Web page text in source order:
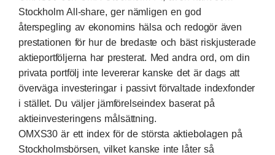
Stockholm All-share, ger nämligen en god
återspegling av ekonomins hälsa och redogör även
prestationen för hur de bredaste och bäst riskjusterade
aktieportföljerna har presterat. Med andra ord, om din
privata portfölj inte levererar kanske det är dags att
överväga investeringar i passivt förvaltade indexfonder
i stället. Du väljer jämförelseindex baserat på
aktieinvesteringens målsättning.
OMXS30 är ett index för de största aktiebolagen på
Stockholmsbörsen, vilket kanske inte låter så